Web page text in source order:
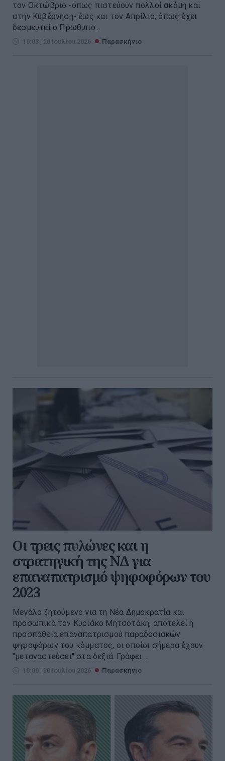
τον Οκτώβριο -όπως πιστεύουν πολλοί ακόμη και
στην Κυβέρνηση- έως και τον Απρίλιο, όπως έχει
δεσμευτεί ο Πρωθυπο...
10:03 | 20 Ιουλίου 2026 Παρασκήνιο
Οι τρεις πυλώνες και η
στρατηγική της ΝΔ για
επαναπατρισμό ψηφοφόρων του
2023
Μεγάλο ζητούμενο για τη Νέα Δημοκρατία και
προσωπικά τον Κυριάκο Μητσοτάκη, αποτελεί η
προσπάθεια επαναπατρισμού παραδοσιακών
ψηφοφόρων του κόμματος, οι οποίοι σήμερα έχουν
"μεταναστεύσει" στα δεξιά. Γράφει ...
10:00 | 30 Ιουλίου 2026 Παρασκήνιο